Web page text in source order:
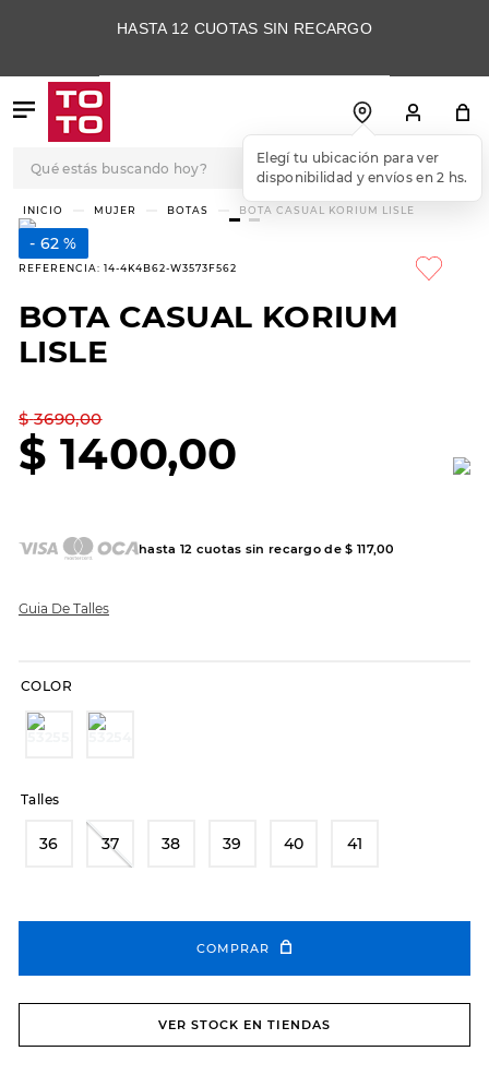
HASTA 12 CUOTAS SIN RECARGO
Elegí tu ubicación para ver
disponibilidad y envíos en 2 hs.
MUJER BOTAS BOTA CASUAL KORIUM LISLE
62 %
REFERENCIA: 14-4K4B62-W3573F562
BOTA CASUAL KORIUM
LISLE
$ 3690,00
$ 1400,00
hasta 12 cuotas sin recargo de$ 117,00
Guia De Talles
COLOR
Talles
36 37 38 39 40 41
COMPRAR
VER STOCK EN TIENDAS
TÉRMINOS MÁS
BUSCADOS